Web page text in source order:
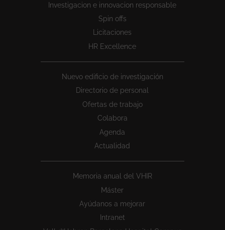
Investigacion e innovacion responsable
Spin offs
Licitaciones
HR Excellence
Nuevo edificio de investigación
Directorio de personal
Ofertas de trabajo
Colabora
Agenda
Actualidad
Memoria anual del VHIR
Máster
Ayúdanos a mejorar
Intranet